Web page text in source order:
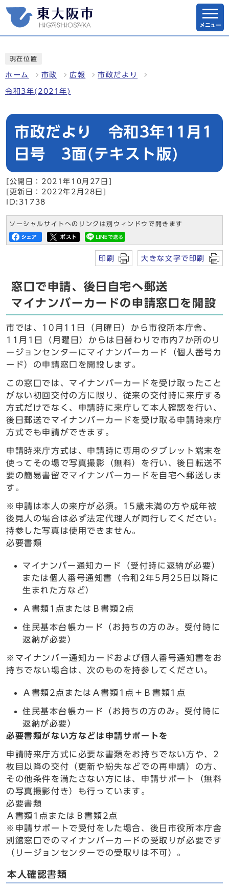
メニュー
現在位置
ホーム 市政 広報 市政だより
令和3年(2021年)
市政だより 令和3年11月1
日号 3面(テキスト版)
[公開日：2021年10月27日]
[更新日：2022年2月28日]
ID:31738
ソーシャルサイトへのリンクは別ウィンドウで開きます
印刷 大きな文字で印刷
窓口で申請、後日自宅へ郵送
マイナンバーカードの申請窓口を開設
市では、10月11日（月曜日）から市役所本庁舎、
11月1日（月曜日）からは日替わりで市内7か所のリ
ージョンセンターにマイナンバーカード（個人番号カ
ード）の申請窓口を開設します。
この窓口では、マイナンバーカードを受け取ったこと
がない初回交付の方に限り、従来の交付時に来庁する
方式だけでなく、申請時に来庁して本人確認を行い、
後日郵送でマイナンバーカードを受け取る申請時来庁
方式でも申請ができます。
申請時来庁方式は、申請時に専用のタブレット端末を
使ってその場で写真撮影（無料）を行い、後日転送不
要の簡易書留でマイナンバーカードを自宅へ郵送しま
す。
※申請は本人の来庁が必須。15歳未満の方や成年被
後見人の場合は必ず法定代理人が同行してください。
持参した写真は使用できません。
必要書類
マイナンバー通知カード（受付時に返納が必要）
または個人番号通知書（令和2年5月25日以降に
生まれた方など）
Ａ書類1点またはＢ書類2点
住民基本台帳カード（お持ちの方のみ。受付時に
返納が必要）
※マイナンバー通知カードおよび個人番号通知書をお
持ちでない場合は、次のものを持参してください。
Ａ書類2点またはＡ書類1点＋Ｂ書類1点
住民基本台帳カード（お持ちの方のみ。受付時に
返納が必要）
必要書類がない方などは申請サポートを
申請時来庁方式に必要な書類をお持ちでない方や、2
枚目以降の交付（更新や紛失などでの再申請）の方、
その他条件を満たさない方には、申請サポート（無料
の写真撮影付き）も行っています。
必要書類
Ａ書類1点またはＢ書類2点
※申請サポートで受付をした場合、後日市役所本庁舎
別館窓口でのマイナンバーカードの受取りが必要です
（リージョンセンターでの受取りは不可）。
本人確認書類